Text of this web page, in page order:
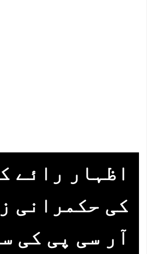
اظہار رائے
کی حکمرانی
آر سی پی کی